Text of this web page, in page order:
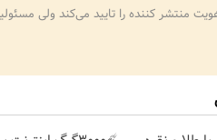
منتشر کننده را تایید می‌کند ولی